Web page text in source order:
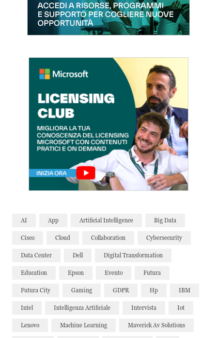
AI App Artificial Intelligence Big Data
Cisco Cloud Collaboration Cybersecurity
Data Center Dell Digital Transformation
Education Epson Evento Futura
Futura City Gaming GDPR Hp IBM
Intel Intelligenza Artificiale Intervista Iot
Lenovo Machine Learning Maverick Av Solutions